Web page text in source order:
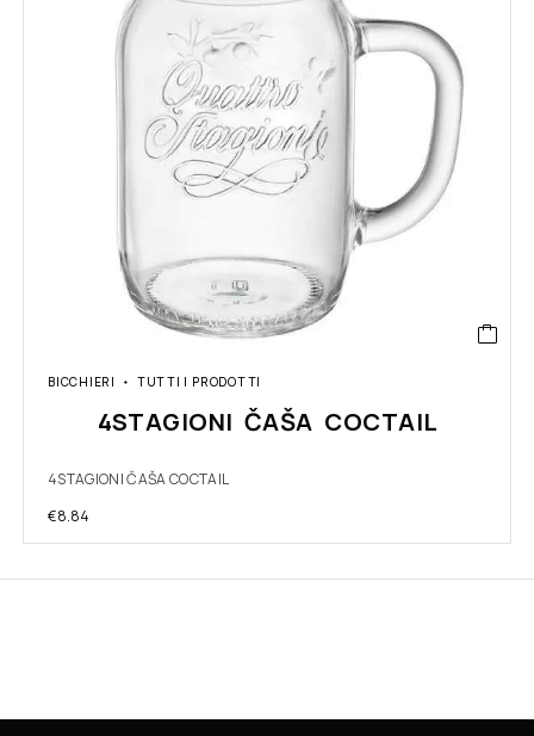
BICCHIERI TUTTI I PRODOTTI
4STAGIONI ČAŠA COCTAIL
4STAGIONI ČAŠA COCTAIL
€8.84